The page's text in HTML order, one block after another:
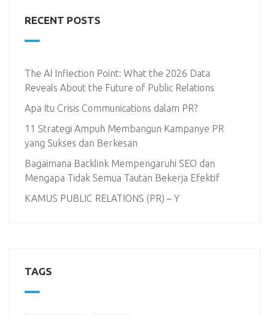
RECENT POSTS
The AI Inflection Point: What the 2026 Data
Reveals About the Future of Public Relations
Apa Itu Crisis Communications dalam PR?
11 Strategi Ampuh Membangun Kampanye PR
yang Sukses dan Berkesan
Bagaimana Backlink Mempengaruhi SEO dan
Mengapa Tidak Semua Tautan Bekerja Efektif
KAMUS PUBLIC RELATIONS (PR) – Y
TAGS